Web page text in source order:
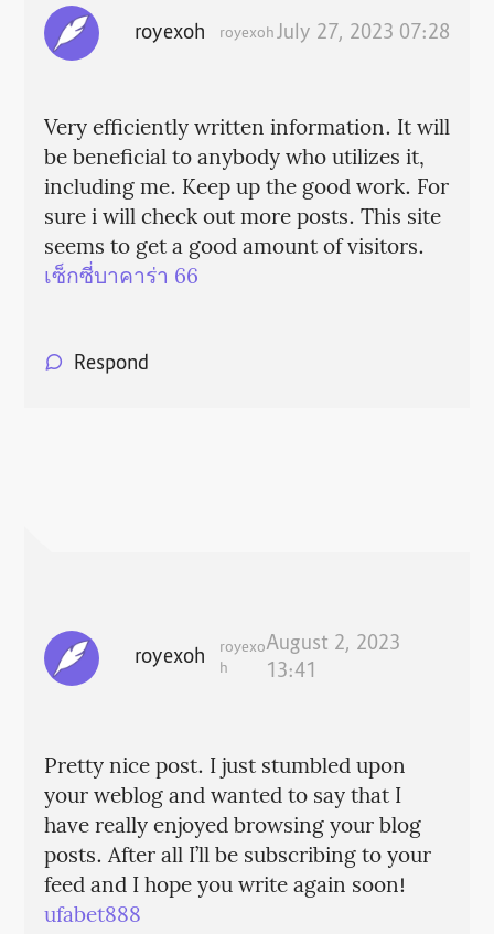
royexoh royexohJuly 27, 2023 07:28
Very efficiently written information. It will
be beneficial to anybody who utilizes it,
including me. Keep up the good work. For
sure i will check out more posts. This site
seems to get a good amount of visitors.
เซ็กซี่บาคาร่า 66
Respond
royexoh
royexo
h
August 2, 2023
13:41
Pretty nice post. I just stumbled upon
your weblog and wanted to say that I
have really enjoyed browsing your blog
posts. After all I’ll be subscribing to your
feed and I hope you write again soon!
ufabet888